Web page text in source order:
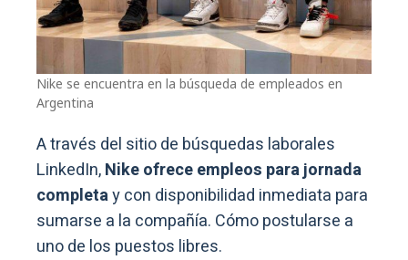
Nike se encuentra en la búsqueda de empleados en
Argentina
A través del sitio de búsquedas laborales
LinkedIn,Nike ofrece empleos para jornada
completay con disponibilidad inmediata para
sumarse a la compañía. Cómo postularse a
uno de los puestos libres.